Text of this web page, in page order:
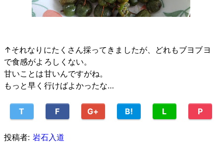
↑それなりにたくさん採ってきましたが、どれもブヨブヨ
で食感がよろしくない。
甘いことは甘いんですがね。
もっと早く行けばよかったな…
T F G+ B! L P
投稿者: 岩石入道